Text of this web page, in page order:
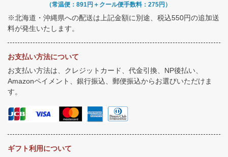
（常温便：891円＋クール便手数料：275円）
※北海道・沖縄県への配送は上記金額に別途、税込550円の追加送
料が発生いたします。
お支払い方法について
お支払い方法は、クレジットカード、代金引換、NP後払い、
Amazonペイメント、銀行振込、郵便振込からお選びいただけま
す。
ギフト利用について